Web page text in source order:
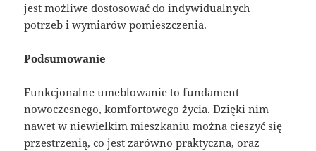
jest możliwe dostosować do indywidualnych
potrzeb i wymiarów pomieszczenia.
Podsumowanie
Funkcjonalne umeblowanie to fundament
nowoczesnego, komfortowego życia. Dzięki nim
nawet w niewielkim mieszkaniu można cieszyć się
przestrzenią, co jest zarówno praktyczna, oraz